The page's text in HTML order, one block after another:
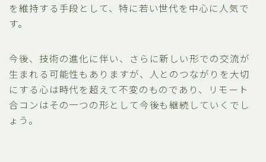
を維持する手段として、特に若い世代を中心に人気で
す。
今後、技術の進化に伴い、さらに新しい形での交流が
生まれる可能性もありますが、人とのつながりを大切
にする心は時代を超えて不変のものであり、リモート
合コンはその一つの形として今後も継続していくでし
ょう。